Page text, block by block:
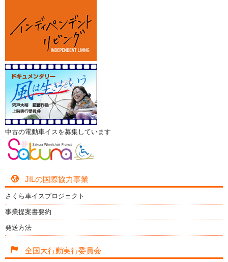
中古の電動車イスを募集しています
JILの国際協力事業
さくら車イスプロジェクト
事業提案書要約
発送方法
全国大行動実行委員会